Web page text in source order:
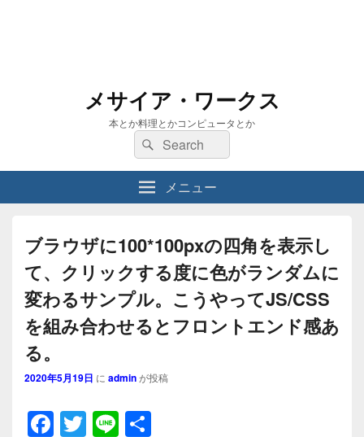
メサイア・ワークス
本とか料理とかコンピュータとか
検
索:
検
索
メニュー
ブラウザに100*100pxの四角を表示し
て、クリックする度に色がランダムに
変わるサンプル。こうやってJS/CSS
を組み合わせるとフロントエンド感あ
る。
2020年5月19日 に adminが投稿
F T Li